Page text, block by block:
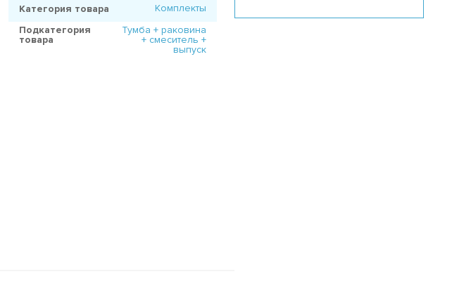
Категория товара
Комплекты
Подкатегория
товара
Тумба + раковина
+ смеситель +
выпуск